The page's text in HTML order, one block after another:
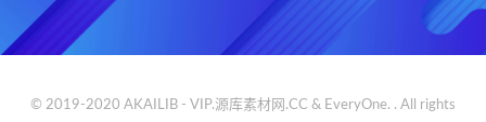
© 2019-2020 AKAILIB - VIP.源库素材网.CC & EveryOne. . All rights